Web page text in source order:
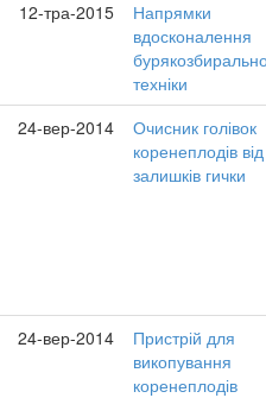
12-тра-2015
Напрямки
вдосконалення
техніки
24-вер-2014
Очисник голівок
коренеплодів від
залишків гички
24-вер-2014
Пристрій для
викопування
коренеплодів